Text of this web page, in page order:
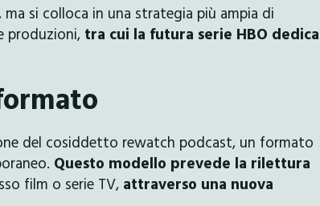
ma si colloca in una strategia più ampia di
produzioni,tra cui la futura serie HBO
del cosiddetto rewatch podcast, un formato
Questo modello prevede la rilettura
film o serie TV,attraverso una nuova